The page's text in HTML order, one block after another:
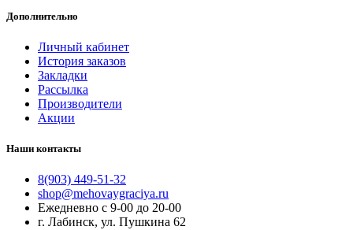
Дополнительно
Личный кабинет
История заказов
Закладки
Рассылка
Производители
Акции
Наши контакты
8(903) 449-51-32
shop@mehovaygraciya.ru
Ежедневно с 9-00 до 20-00
г. Лабинск, ул. Пушкина 62